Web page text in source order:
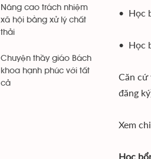
• Học
• Học
Căn cứ
đăng
Xem
Học
Nâng cao trách nhiệm
xã hội bằng xử lý chất
thải
Chuyện thầy giáo Bách
khoa hạnh phúc với tất
cả